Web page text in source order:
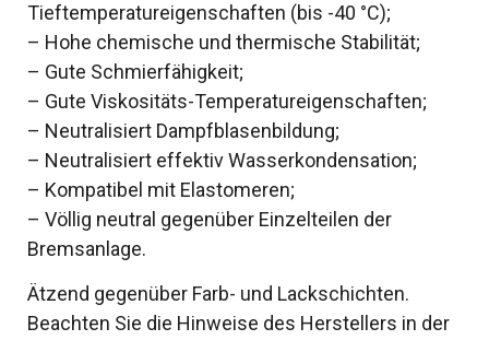
Tieftemperatureigenschaften (bis -40 °С);
– Hohe chemische und thermische Stabilität;
– Gute Schmierfähigkeit;
– Gute Viskositäts-Temperatureigenschaften;
– Neutralisiert Dampfblasenbildung;
– Neutralisiert effektiv Wasserkondensation;
– Kompatibel mit Elastomeren;
– Völlig neutral gegenüber Einzelteilen der
Bremsanlage.
Ätzend gegenüber Farb- und Lackschichten.
Beachten Sie die Hinweise des Herstellers in der